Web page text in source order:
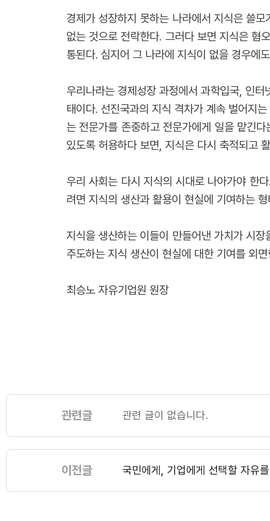
경제가 성장하지 못하는 나라에서 지식은 쓸
없는 것으로 전락한다. 그러다 보면 지식은 혐
통된다. 심지어 그 나라에 지식이 없을 경우에
우리나라는 경제성장 과정에서 과학입국, 인
태이다. 선진국과의 지식 격차가 계속 벌어지
는 전문가를 존중하고 전문가에게 일을 맡긴
있도록 허용하다 보면, 지식은 다시 축적되고
우리 사회는 다시 지식의 시대로 나아가야 한
려면 지식의 생산과 활용이 현실에 기여하는
지식을 생산하는 이들이 만들어낸 가치가 시
주도하는 지식 생산이 현실에 대한 기여를 외
최승노 자유기업원 원장
관련글 관련 글이 없습니다.
이전글 국민에게, 기업에게 선택할 자유